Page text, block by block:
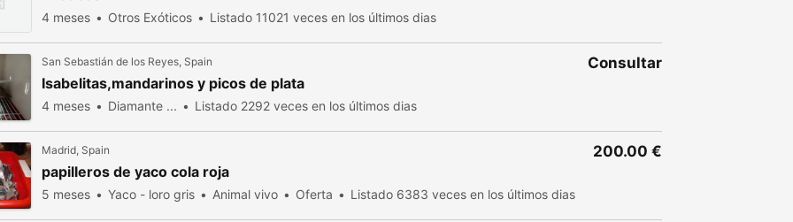
4 meses Otros Exóticos Listado 11021 veces en los últimos dias
San Sebastián de los Reyes, Spain
Isabelitas,mandarinos y picos de plata
4 meses Diamante ... Listado 2292 veces en los últimos dias
Consultar
Madrid, Spain
papilleros de yaco cola roja
5 meses Yaco - loro gris Animal vivo Oferta Listado 6383 veces en los últimos dias
200.00 €